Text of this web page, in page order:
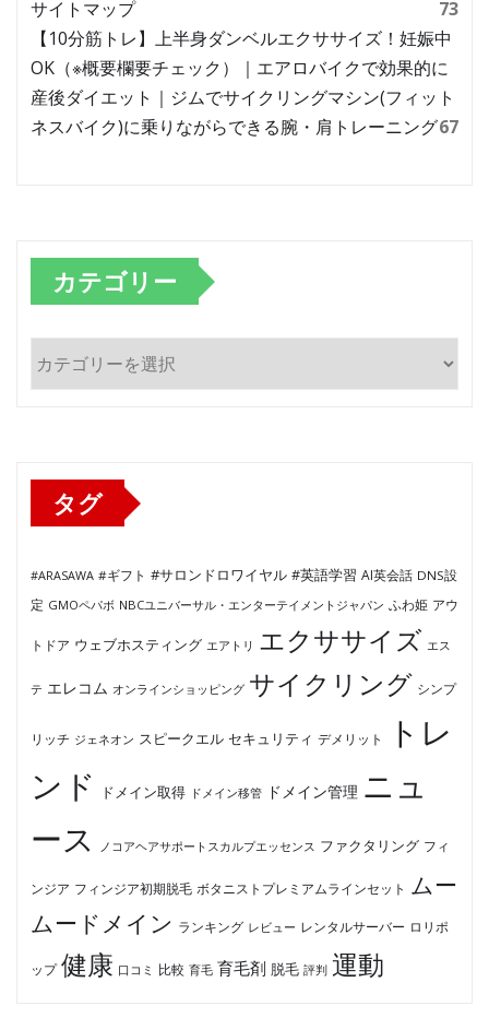
サイトマップ
73
【10分筋トレ】上半身ダンベルエクササイズ！妊娠中
OK（※概要欄要チェック）｜エアロバイクで効果的に
産後ダイエット｜ジムでサイクリングマシン(フィット
ネスバイク)に乗りながらできる腕・肩トレーニング67
カテゴリー
カ
テ
タグ
#ARASAWA #ギフト #サロンドロワイヤル #英語学習 AI英会話 DNS設
定 GMOペパボ NBCユニバーサル・エンターテイメントジャパン ふわ姫 アウ
トドア ウェブホスティング エアトリ エクササイズ エス
テ エレコム オンラインショッピング サイクリング シンプ
リッチ ジェネオン スピークエル セキュリティ デメリット
トレ
ンド
ドメイン取得 ドメイン移管 ドメイン管理 ニュ
ース
ノコアヘアサポートスカルプエッセンス ファクタリング フィ
ンジア フィンジア初期脱毛 ボタニストプレミアムラインセット ムー
ムードメイン ランキング レビュー レンタルサーバー ロリポ
ップ 健康 口コミ 比較 育毛 育毛剤 脱毛 評判 運動